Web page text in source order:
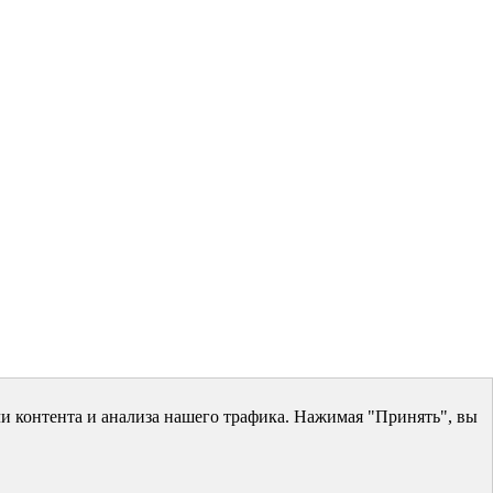
контента и анализа нашего трафика. Нажимая "Принять", вы